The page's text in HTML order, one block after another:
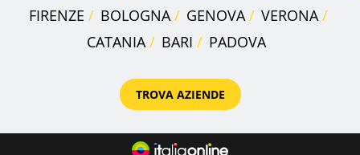
FIRENZE
BOLOGNA GENOVA
VERONA
CATANIA
BARI PADOVA
TROVA AZIENDE